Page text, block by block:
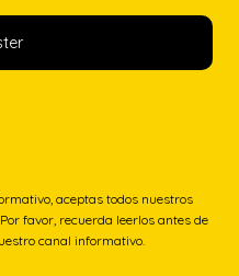
aceptas todos nuestros
favor, recuerda leerlos antes de
canal informativo.